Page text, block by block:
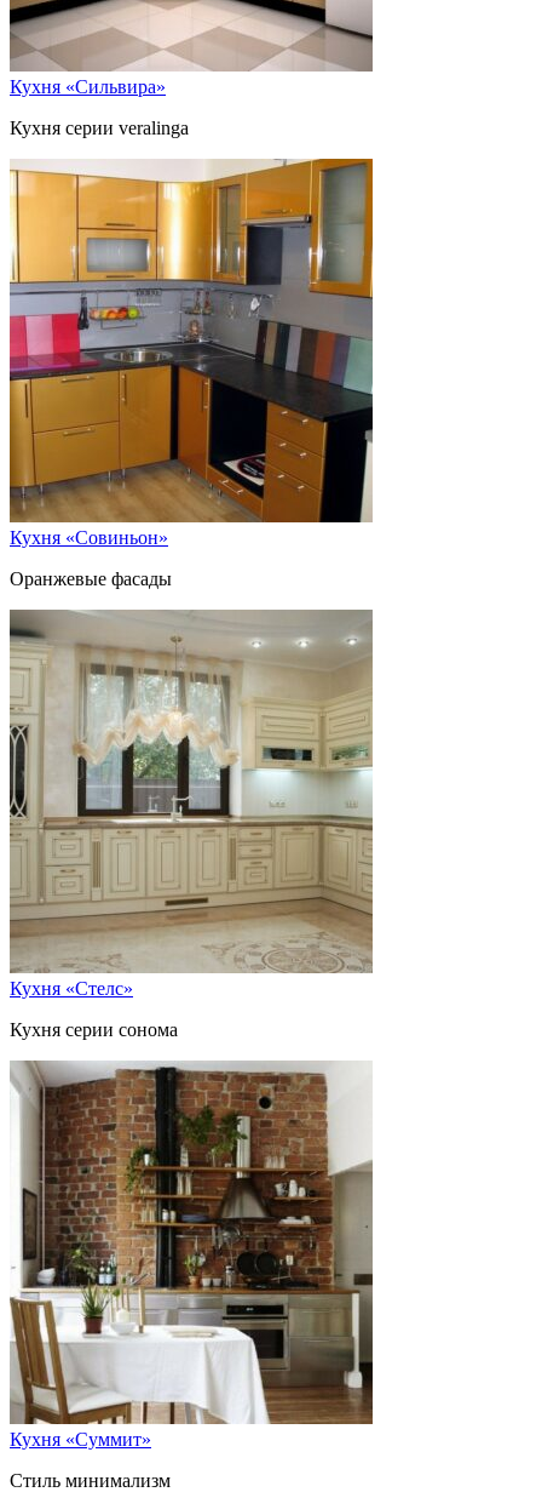
Кухня «Сильвира»
Кухня серии veralinga
Кухня «Совиньон»
Оранжевые фасады
Кухня «Стелс»
Кухня серии сонома
Кухня «Суммит»
Стиль минимализм